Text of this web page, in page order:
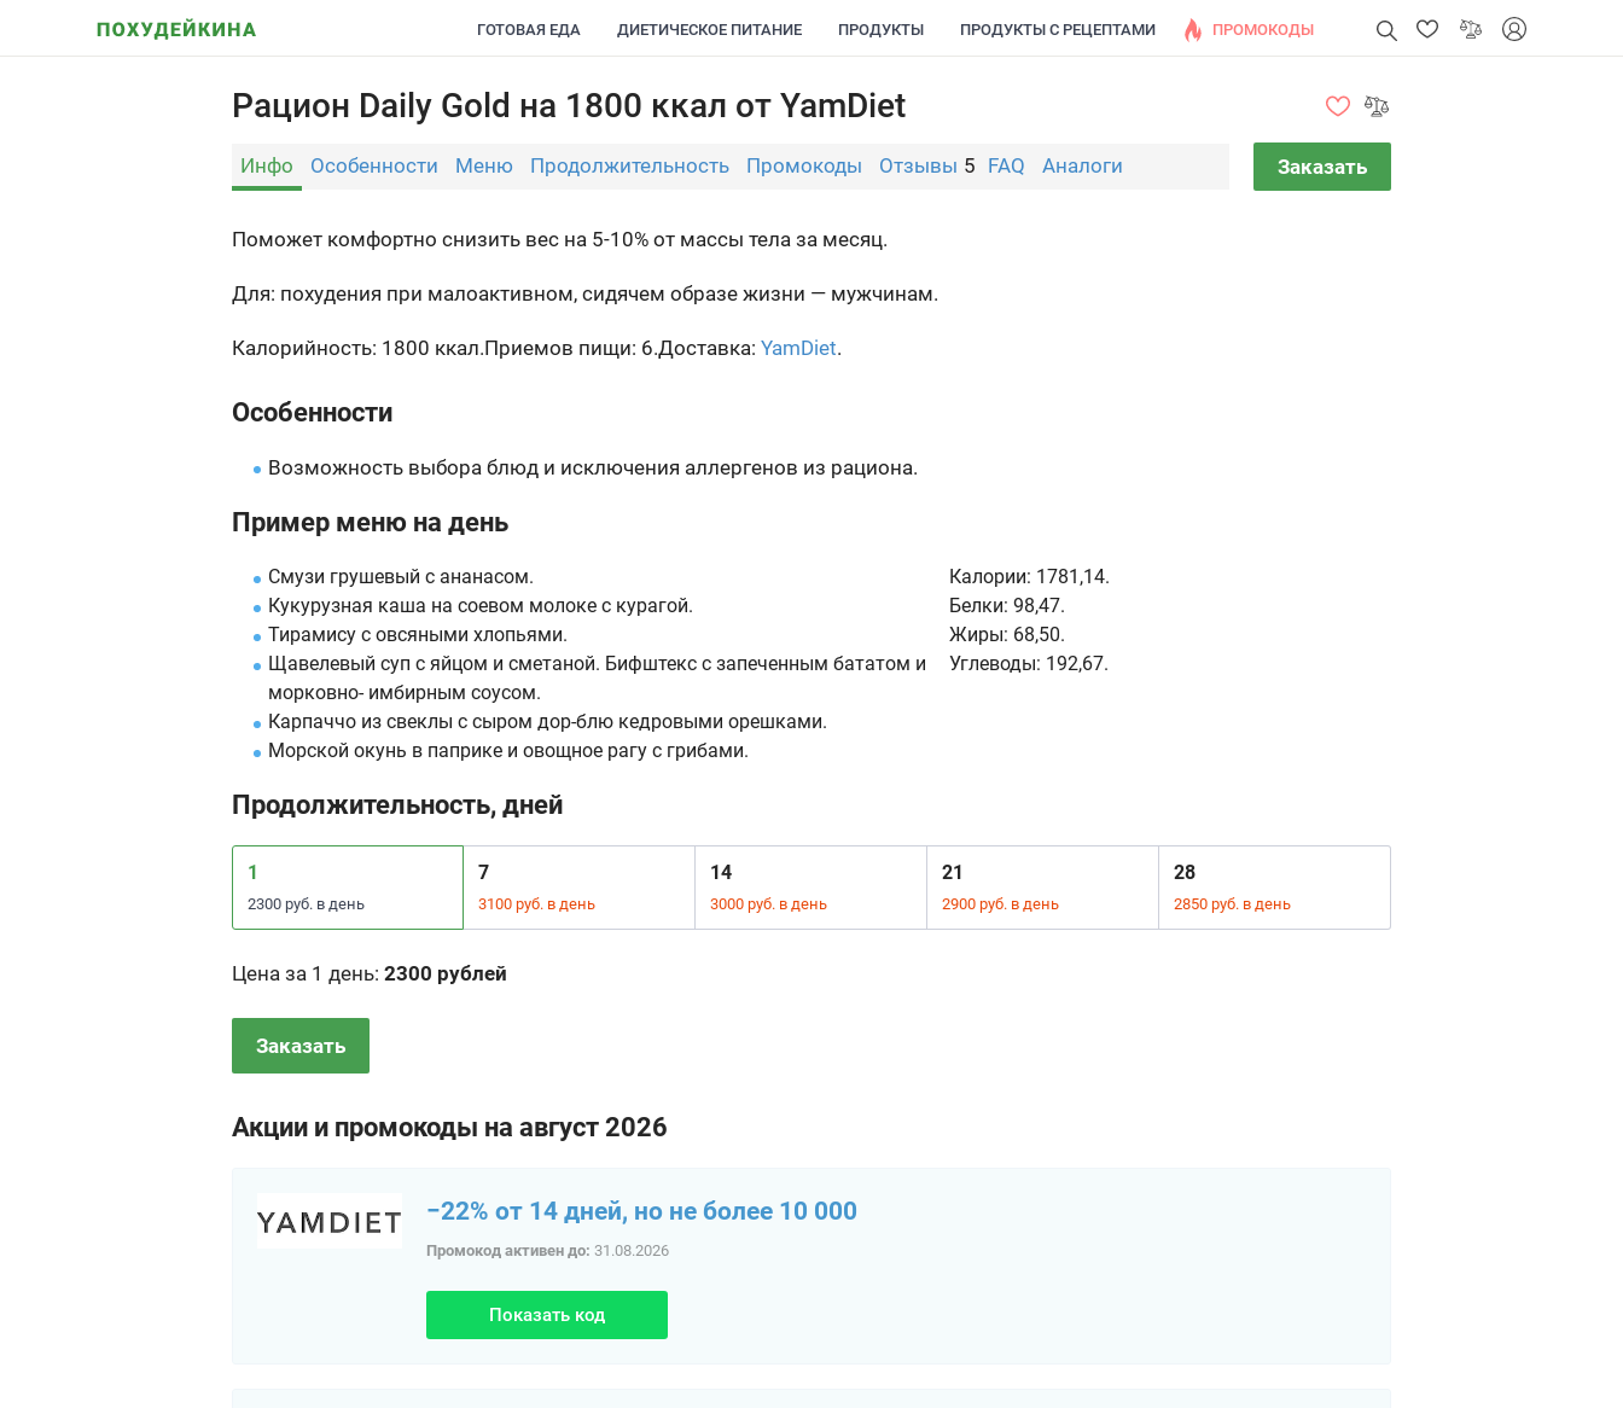
ГОТОВАЯ ЕДА ДИЕТИЧЕСКОЕ ПИТАНИЕ ПРОДУКТЫ ПРОДУКТЫ С РЕЦЕПТАМИ ПРОМОКОДЫ
Рацион Daily Gold на 1800 ккал от YamDiet
Инфо Особенности Меню Продолжительность Промокоды Отзывы 5 FAQ Аналоги Заказать
Поможет комфортно снизить вес на 5-10% от массы тела за месяц.
Для: похудения при малоактивном, сидячем образе жизни — мужчинам.
Калорийность: 1800 ккал.Приемов пищи: 6.Доставка: YamDiet.
Особенности
Возможность выбора блюд и исключения аллергенов из рациона.
Пример меню на день
Смузи грушевый с ананасом.
Кукурузная каша на соевом молоке с курагой.
Тирамису с овсяными хлопьями.
Щавелевый суп с яйцом и сметаной. Бифштекс с запеченным бататом и
морковно- имбирным соусом.
Карпаччо из свеклы с сыром дор-блю кедровыми орешками.
Морской окунь в паприке и овощное рагу с грибами.
Калории: 1781,14.
Белки: 98,47.
Жиры: 68,50.
Углеводы: 192,67.
Продолжительность, дней
1
2300 руб. в день
7
3100 руб. в день
14
3000 руб. в день
21
2900 руб. в день
28
2850 руб. в день
Цена за 1 день: 2300 рублей
Заказать
Акции и промокоды на август 2026
−22% от 14 дней, но не более 10 000
Промокод активен до: 31.08.2026
Показать код